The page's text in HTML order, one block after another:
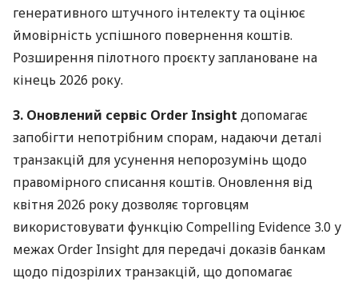
генеративного штучного інтелекту та оцінює
ймовірність успішного повернення коштів.
Розширення пілотного проєкту заплановане на
кінець 2026 року.
3. Оновлений сервіс Order Insight допомагає
запобігти непотрібним спорам, надаючи деталі
транзакцій для усунення непорозумінь щодо
правомірного списання коштів. Оновлення від
квітня 2026 року дозволяє торговцям
використовувати функцію Compelling Evidence 3.0 у
межах Order Insight для передачі доказів банкам
щодо підозрілих транзакцій, що допомагає